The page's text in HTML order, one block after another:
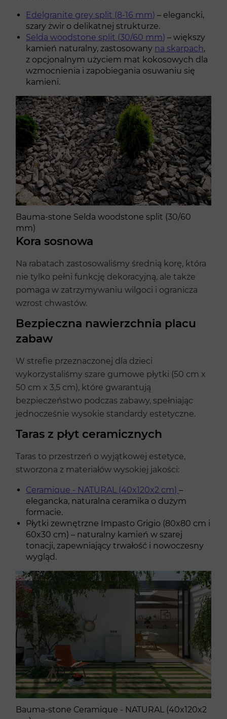
Edelgranite grey split (8-16 mm) – elegancki,
szary żwir o delikatnej strukturze.
Selda woodstone split (30/60 mm) – większy
kamień naturalny, zastosowany na skarpach,
z opcjonalnym użyciem mat kokosowych dla
wzmocnienia i zapobiegania osuwaniu się
kamieni.
Bauma-stone Selda woodstone split (30/60
mm)
Kora sosnowa
Na rabatach zastosowaliśmy średnią korę, która
nie tylko pełni funkcję dekoracyjną, ale także
pomaga w zatrzymywaniu wilgoci i ogranicza
wzrost chwastów.
Bezpieczna nawierzchnia placu
zabaw
W strefie przeznaczonej dla dzieci
wykorzystaliśmy szare gumowe płytki (50 cm x
50 cm x 3,5 cm), które gwarantują
bezpieczeństwo podczas zabawy, spełniając
jednocześnie wysokie standardy estetyczne.
Taras z płyt ceramicznych
Taras to przestrzeń o wyjątkowej estetyce,
stworzona z materiałów wysokiej jakości:
Ceramique - NATURAL (40x120x2 cm)–
elegancka, naturalna ceramika o dużym
formacie.
Płytki zewnętrzne Impasto Grigio (80x80 cm i
60x30 cm) – naturalny kamień w szarej
tonacji, zapewniający trwałość i nowoczesny
wygląd.
Bauma-stone Ceramique - NATURAL (40x120x2